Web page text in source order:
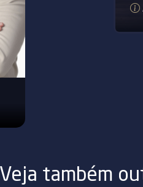
Veja também